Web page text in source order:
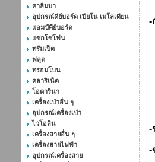
คาลิมบา
อุปกรณ์คีย์บอร์ด เปียโน เมโลเดียน
แอมป์คีย์บอร์ด
แซกโซโฟน
ทรัมเป็ต
ฟลุต
ทรอมโบน
คลาริเน็ต
โอคารินา
เครื่องเป่าอื่น ๆ
อุปกรณ์เครื่องเป่า
ไวโอลิน
เครื่องสายอื่น ๆ
เครื่องสายไฟฟ้า
อุปกรณ์เครื่องสาย
-
-
-